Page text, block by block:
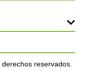
reservados.